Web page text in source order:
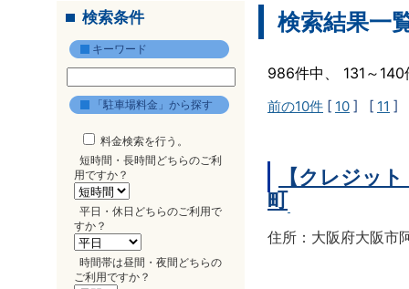
検索条件
キーワード
「駐車場料金」から探す
料金検索を行う。
短時間・長時間どちらのご利
用ですか？
平日・休日どちらのご利用で
すか？
時間帯は昼間・夜間どちらの
ご利用ですか？
検索結果一
986件中、 131～
前の10件 [ 10 ] [ 11 ]
【クレジッ
町
住所：大阪府大阪市